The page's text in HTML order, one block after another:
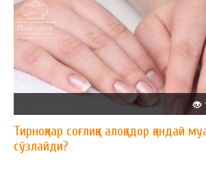
Тирноқлар соғлиққа алоқадор қандай
сўзлайди?